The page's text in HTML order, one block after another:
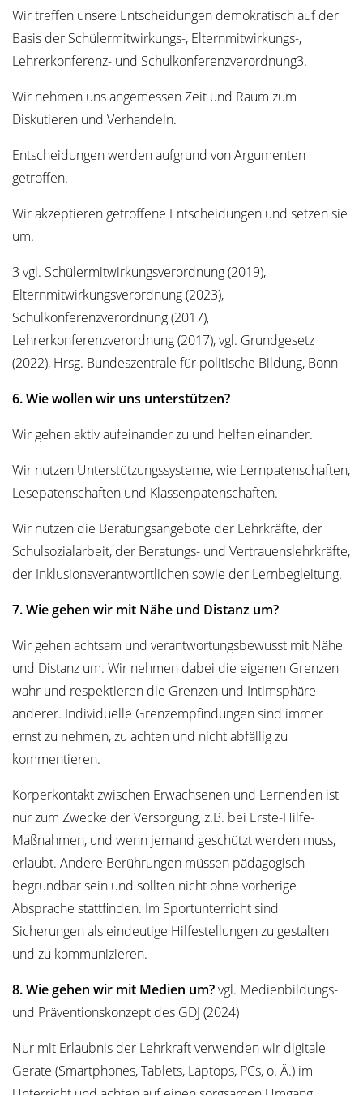
Wir treffen unsere Entscheidungen demokratisch auf der
Basis der Schülermitwirkungs-, Elternmitwirkungs-,
Lehrerkonferenz- und Schulkonferenzverordnung3.
Wir nehmen uns angemessen Zeit und Raum zum
Diskutieren und Verhandeln.
Entscheidungen werden aufgrund von Argumenten
getroffen.
Wir akzeptieren getroffene Entscheidungen und setzen sie
um.
3 vgl. Schülermitwirkungsverordnung (2019),
Elternmitwirkungsverordnung (2023),
Schulkonferenzverordnung (2017),
Lehrerkonferenzverordnung (2017), vgl. Grundgesetz
(2022), Hrsg. Bundeszentrale für politische Bildung, Bonn
6. Wie wollen wir uns unterstützen?
Wir gehen aktiv aufeinander zu und helfen einander.
Wir nutzen Unterstützungssysteme, wie Lernpatenschaften,
Lesepatenschaften und Klassenpatenschaften.
Wir nutzen die Beratungsangebote der Lehrkräfte, der
Schulsozialarbeit, der Beratungs- und Vertrauenslehrkräfte,
der Inklusionsverantwortlichen sowie der Lernbegleitung.
7. Wie gehen wir mit Nähe und Distanz um?
Wir gehen achtsam und verantwortungsbewusst mit Nähe
und Distanz um. Wir nehmen dabei die eigenen Grenzen
wahr und respektieren die Grenzen und Intimsphäre
anderer. Individuelle Grenzempfindungen sind immer
ernst zu nehmen, zu achten und nicht abfällig zu
kommentieren.
Körperkontakt zwischen Erwachsenen und Lernenden ist
nur zum Zwecke der Versorgung, z.B. bei Erste-Hilfe-
Maßnahmen, und wenn jemand geschützt werden muss,
erlaubt. Andere Berührungen müssen pädagogisch
begründbar sein und sollten nicht ohne vorherige
Absprache stattfinden. Im Sportunterricht sind
Sicherungen als eindeutige Hilfestellungen zu gestalten
und zu kommunizieren.
8. Wie gehen wir mit Medien um?vgl. Medienbildungs-
und Präventionskonzept des GDJ (2024)
Nur mit Erlaubnis der Lehrkraft verwenden wir digitale
Geräte (Smartphones, Tablets, Laptops, PCs, o. Ä.) im